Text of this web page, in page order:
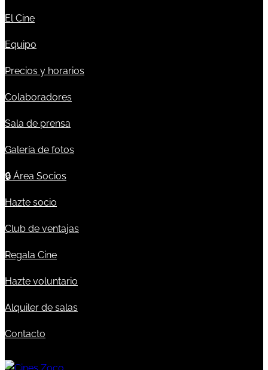
El Cine
Equipo
Precios y horarios
Colaboradores
Sala de prensa
Galería de fotos
🔒 Área Socios
Hazte socio
Club de ventajas
Regala Cine
Hazte voluntario
Alquiler de salas
Contacto